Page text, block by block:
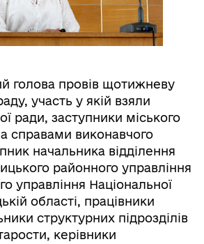
голова провів щотижневу
участь у якій взяли
ради, заступники міського
справами виконавчого
начальника відділення
районного управління
управління Національної
області, працівники
структурних підрозділів
керівники